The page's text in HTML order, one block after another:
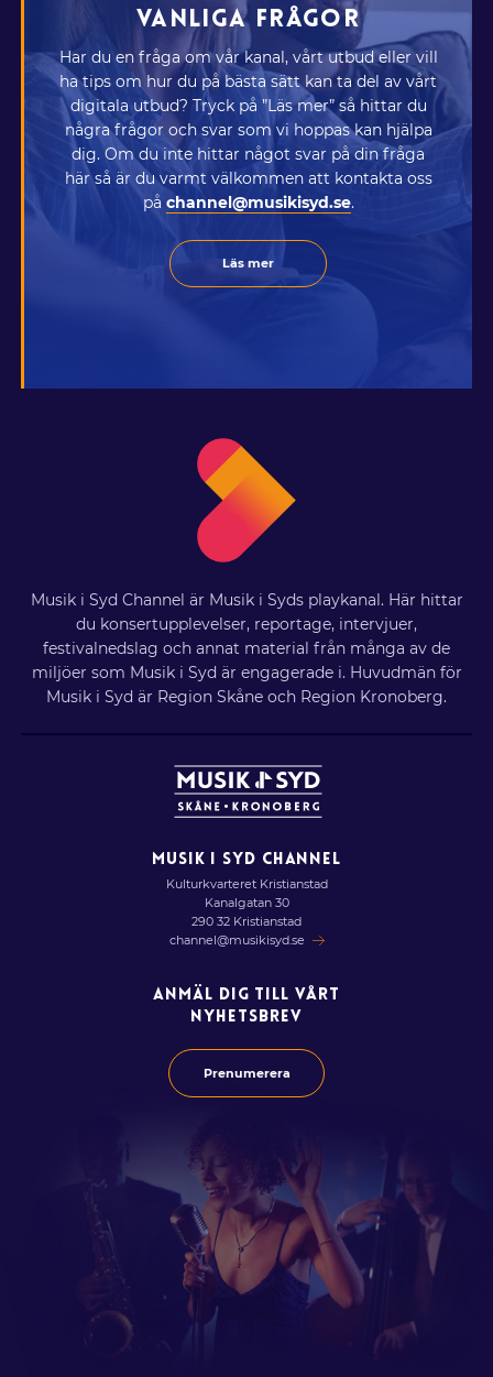
VANLIGA FRÅGOR
Har du en fråga om vår kanal, vårt utbud eller vill
ha tips om hur du på bästa sätt kan ta del av vårt
digitala utbud? Tryck på ”Läs mer” så hittar du
några frågor och svar som vi hoppas kan hjälpa
dig. Om du inte hittar något svar på din fråga
här så är du varmt välkommen att kontakta oss
på channel@musikisyd.se.
Läs mer
Musik i Syd Channel är Musik i Syds playkanal. Här hittar
du konsertupplevelser, reportage, intervjuer,
festivalnedslag och annat material från många av de
miljöer som Musik i Syd är engagerade i. Huvudmän för
Musik i Syd är Region Skåne och Region Kronoberg.
MUSIK I SYD CHANNEL
Kulturkvarteret Kristianstad
Kanalgatan 30
290 32 Kristianstad
channel@musikisyd.se
ANMÄL DIG TILL VÅRT
NYHETSBREV
Prenumerera